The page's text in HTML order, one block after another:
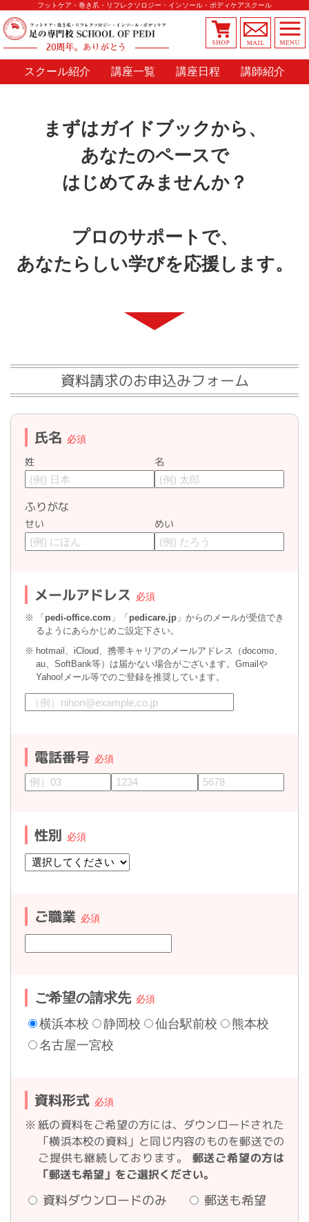
フットケア・巻き爪・リフレクソロジー・インソール・ボディケアスクール
20周年。ありがとう
スクール紹介 講座一覧 講座日程 講師紹介
まずはガイドブックから、
あなたのペースで
はじめてみませんか？
プロのサポートで、
あなたらしい学びを応援します。
資料請求のお申込みフォーム
氏名
姓 名
ふりがな
せい めい
メールアドレス
「pedi-office.com 」「pedicare.jp」からのメールが受信でき
るようにあらかじめご設定下さい。
hotmail、iCloud、携帯キャリアのメールアドレス（docomo、
au、SoftBank等）は届かない場合がございます。Gmailや
Yahoo!メール等でのご登録を推奨しています。
電話番号
性別
ご職業
ご希望の請求先
横浜本校 静岡校 仙台駅前校
熊本校
名古屋一宮校
資料形式
紙の資料をご希望の方には、ダウンロードされた
「横浜本校の資料」と同じ内容のものを郵送での
ご提供も継続しております。 郵送ご希望の方は
「郵送も希望」をご選択ください。
資料ダウンロードのみ 郵送も希望